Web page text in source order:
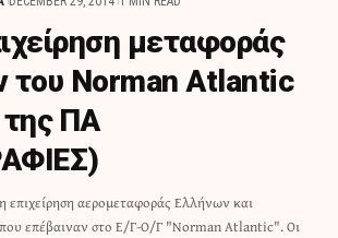
μεταφοράς
του Norman Atlantic
ΠΑ
επιχείρηση αερομεταφοράς Ελλήνων και
επέβαιναν στο Ε/Γ-Ο/Γ "Norman Atlantic". Οι